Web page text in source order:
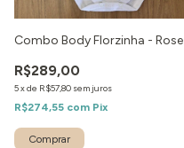
Combo Body Florzinha - Rose
R$289,00
5xde R$57,80 sem juros
R$274,55 com Pix